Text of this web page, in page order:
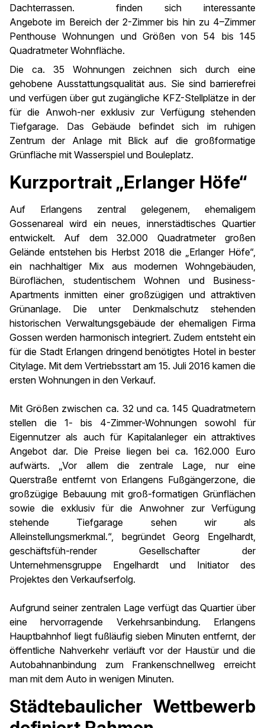
finden sich interessante
Angebote im Bereich der 2-Zimmer bis hin zu 4–Zimmer
Penthouse Wohnungen und Größen von 54 bis 145
Quadratmeter Wohnfläche.
Die ca. 35 Wohnungen zeichnen sich durch eine
gehobene Ausstattungsqualität aus. Sie sind barrierefrei
und verfügen über gut zugängliche KFZ-Stellplätze in der
für die Anwoh-ner exklusiv zur Verfügung stehenden
Tiefgarage. Das Gebäude befindet sich im ruhigen
Zentrum der Anlage mit Blick auf die großformatige
Grünfläche mit Wasserspiel und Bouleplatz.
Kurzportrait „Erlanger Höfe“
Auf Erlangens zentral gelegenem, ehemaligem
Gossenareal wird ein neues, innerstädtisches Quartier
entwickelt. Auf dem 32.000 Quadratmeter großen
Gelände entstehen bis Herbst 2018 die „Erlanger Höfe“,
ein nachhaltiger Mix aus modernen Wohngebäuden,
Büroflächen, studentischem Wohnen und Business-
Apartments inmitten einer großzügigen und attraktiven
Grünanlage. Die unter Denkmalschutz stehenden
historischen Verwaltungsgebäude der ehemaligen Firma
Gossen werden harmonisch integriert. Zudem entsteht ein
für die Stadt Erlangen dringend benötigtes Hotel in bester
Citylage. Mit dem Vertriebsstart am 15. Juli 2016 kamen die
ersten Wohnungen in den Verkauf.
Mit Größen zwischen ca. 32 und ca. 145 Quadratmetern
stellen die 1- bis 4-Zimmer-Wohnungen sowohl für
Eigennutzer als auch für Kapitalanleger ein attraktives
Angebot dar. Die Preise liegen bei ca. 162.000 Euro
aufwärts. „Vor allem die zentrale Lage, nur eine
Querstraße entfernt von Erlangens Fußgängerzone, die
großzügige Bebauung mit groß-formatigen Grünflächen
sowie die exklusiv für die Anwohner zur Verfügung
stehende Tiefgarage sehen wir als
Alleinstellungsmerkmal.“, begründet Georg Engelhardt,
geschäftsfüh-render Gesellschafter der
Unternehmensgruppe Engelhardt und Initiator des
Projektes den Verkaufserfolg.
Aufgrund seiner zentralen Lage verfügt das Quartier über
eine hervorragende Verkehrsanbindung. Erlangens
Hauptbahnhof liegt fußläufig sieben Minuten entfernt, der
öffentliche Nahverkehr verläuft vor der Haustür und die
Autobahnanbindung zum Frankenschnellweg erreicht
man mit dem Auto in wenigen Minuten.
Städtebaulicher Wettbewerb